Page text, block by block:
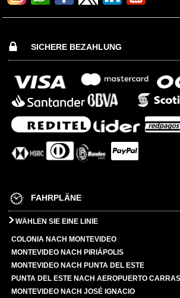
SICHERE BEZAHLUNG
FAHRPLÄNE
WÄHLEN SIE EINE LINIE
COLONIA NACH MONTEVIDEO
MONTEVIDEO NACH PIRIÁPOLIS
MONTEVIDEO NACH PUNTA DEL ESTE
PUNTA DEL ESTE NACH AEROPUERTO
MONTEVIDEO NACH JOSÉ IGNACIO